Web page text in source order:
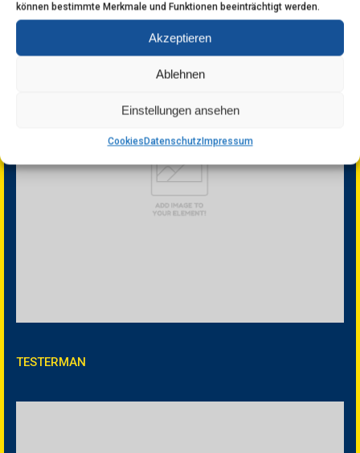
können bestimmte Merkmale und Funktionen beeinträchtigt werden.
Akzeptieren
Ablehnen
Einstellungen ansehen
CookiesDatenschutzImpressum
TESTERMAN